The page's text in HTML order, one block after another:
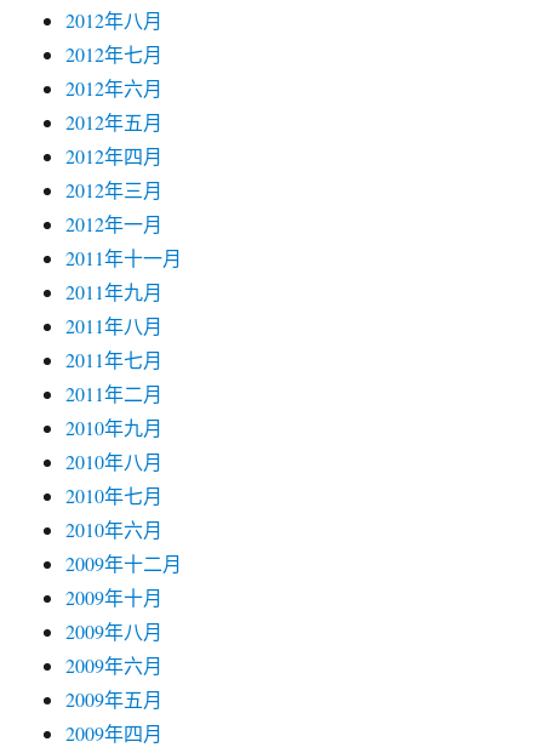
2012年八月
2012年七月
2012年六月
2012年五月
2012年四月
2012年三月
2012年一月
2011年十一月
2011年九月
2011年八月
2011年七月
2011年二月
2010年九月
2010年八月
2010年七月
2010年六月
2009年十二月
2009年十月
2009年八月
2009年六月
2009年五月
2009年四月